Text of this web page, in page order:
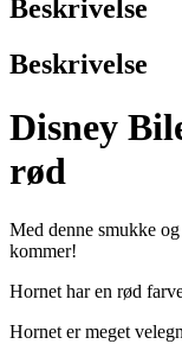
Beskrivelse
Beskrivelse
Disney
rød
Med denne smukke
kommer!
Hornet har en rød
Hornet er meget